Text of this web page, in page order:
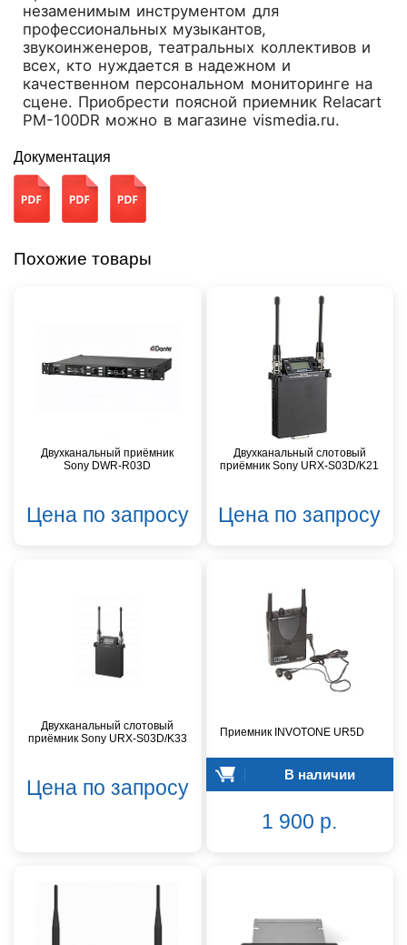
незаменимым инструментом для
профессиональных музыкантов,
звукоинженеров, театральных коллективов и
всех, кто нуждается в надежном и
качественном персональном мониторинге на
сцене. Приобрести поясной приемник Relacart
PM-100DR можно в магазине vismedia.ru.
Документация
Похожие товары
Двухканальный приёмник
Sony DWR-R03D
Цена по запросу
Двухканальный слотовый
приёмник Sony URX-S03D/K21
Цена по запросу
Двухканальный слотовый
приёмник Sony URX-S03D/K33
Цена по запросу
Приемник INVOTONE UR5D
В наличии
1 900 р.